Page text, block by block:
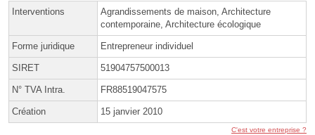
Interventions
Agrandissements de maison, Architecture
contemporaine, Architecture écologique
Forme juridique Entrepreneur individuel
SIRET 51904757500013
N° TVA Intra. FR88519047575
Création 15 janvier 2010
C'est votre entreprise ?